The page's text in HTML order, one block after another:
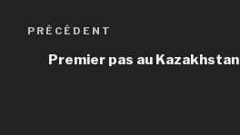
Navigation
l’article
Article
précédent
PRÉCÉDENT
Premier pas au Kazakhstan